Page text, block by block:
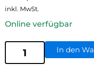
inkl. MwSt.
Online verfügbar
In den